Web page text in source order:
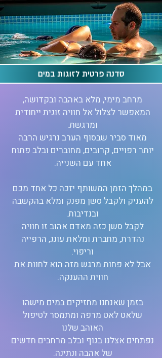
סדנה פרטית לזוגות במים
מרחב מימי, מלא באהבה ובקדושה,
המאפשר לצלול אל חוויה זוגית ייחודית
ומרגשת.
מאוד סביר שבסוף הערב נרגיש הרבה
יותר רפויים, קרובים, מחוברים ובלב פתוח
אחד עם השנייה.
במהלך הזמן המשותף יזכה כל אחד מכם
להעניק ולקבל סשן מפנק ומלא בהקשבה
ובנדיבות.
לקבל סשן כזה מאדם אהוב זו חוויה
נהדרת, מחברת ומלאת עונג, הרפייה
וריפוי.
אבל לא פחות מרגש מזה הוא לחוות את
חווית ההענקה.
בזמן שאנחנו מחזיקים במים מישהו
שלאט לאט מרפה ומתמסר לטיפול
האוהב שלנו
נפתחים אצלנו בגוף ובלב מרחבים חדשים
של אהבה ונתינה.